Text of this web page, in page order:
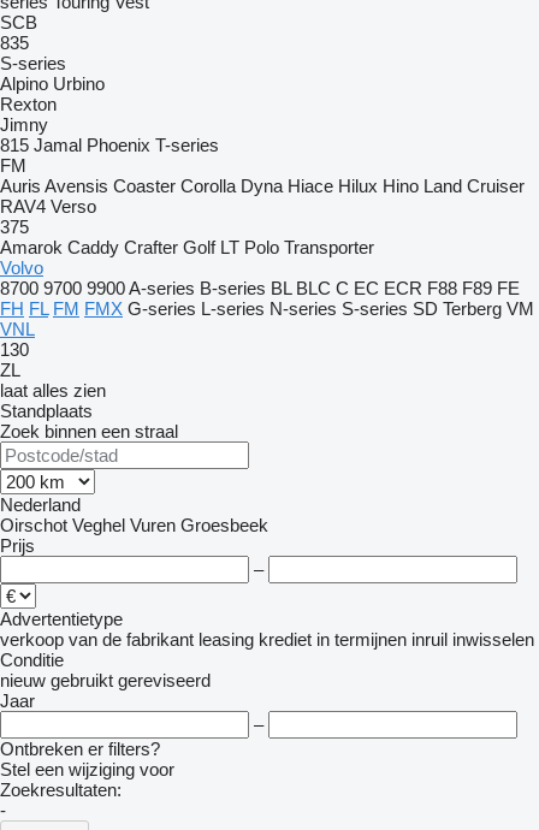
SCB
835
S-series
Alpino Urbino
Rexton
Jimny
815 Jamal Phoenix T-series
FM
Auris Avensis Coaster Corolla Dyna Hiace Hilux Hino Land Cruiser
RAV4 Verso
375
Amarok Caddy Crafter Golf LT Polo Transporter
Volvo
8700 9700 9900A-series B-series BL BLC C EC ECR F88 F89 FE
FH FL FM FMX G-series L-series N-series S-series SD Terberg VM
VNL
130
ZL
laat alles zien
Standplaats
Zoek binnen een straal
Nederland
Oirschot Veghel Vuren Groesbeek
Prijs
–
Advertentietype
verkoop van de fabrikant leasing krediet in termijnen inruil inwisselen
Conditie
nieuw gebruikt gereviseerd
Jaar
–
Ontbreken er filters?
Stel een wijziging voor
Zoekresultaten:
-